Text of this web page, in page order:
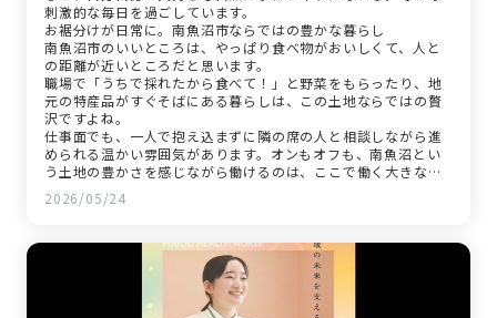
刺激的な毎日を過ごしています。
お裾分けが日常に。南魚沼市ならではの豊かな暮らし
南魚沼市のいいところは、やっぱり食べ物がおいしくて、人と
の距離が近いところだと思います。
職場で「うちで採れたから食べて！」と野菜をもらったり、地
元の特産品がすぐそばにある暮らしは、この土地ならではの贅
沢ですよね。
仕事面でも、一人で抱え込まずに隣の席の人と相談しながら進
められる温かい雰囲気があります。オンもオフも、南魚沼とい
う土地の豊かさを感じながら働けるのは、ここで働く大きな魅
力だと思います。
2026/05/24